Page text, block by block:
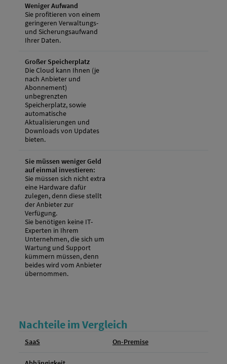
Weniger Aufwand
Sie profitieren von einem
geringeren Verwaltungs-
und Sicherungsaufwand
Ihrer Daten.
Großer Speicherplatz
Die Cloud kann Ihnen (je
nach Anbieter und
Abonnement)
unbegrenzten
Speicherplatz, sowie
automatische
Aktualisierungen und
Downloads von Updates
bieten.
Sie müssen weniger Geld
auf einmal investieren:
Sie müssen sich nicht extra
eine Hardware dafür
zulegen, denn diese stellt
der Anbieter zur
Verfügung.
Sie benötigen keine IT-
Experten in Ihrem
Unternehmen, die sich um
Wartung und Support
kümmern müssen, denn
beides wird vom Anbieter
übernommen.
Nachteile im Vergleich
SaaS On-Premise